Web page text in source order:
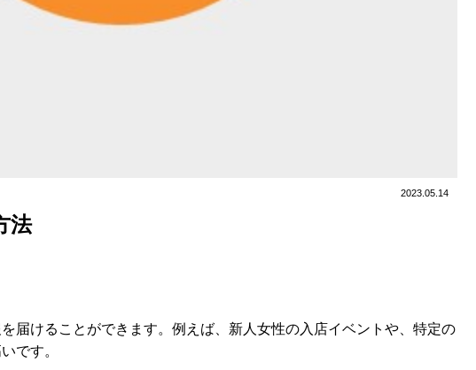
2023.05.14
法
届けることができます。例えば、新人女性の入店イベントや、特定の
です。